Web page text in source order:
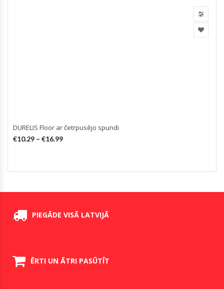
DURELIS Floor ar četrpusējo spundi
€10.29 – €16.99
PIEGĀDE VISĀ LATVIJĀ
ĒRTI UN ĀTRI PASŪTĪT